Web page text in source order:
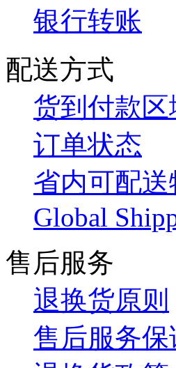
银行转账
配送方式
货到付款区
订单状态
省内可配送
Global
售后服务
退换货原则
售后服务保